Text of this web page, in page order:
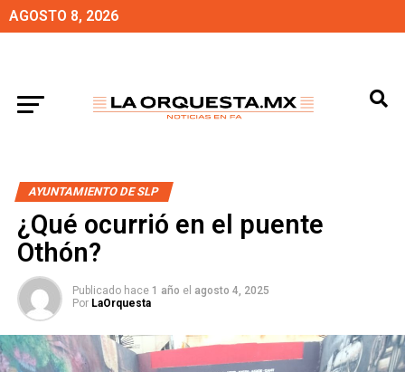
AGOSTO 8, 2026
AYUNTAMIENTO DE SLP
¿Qué ocurrió en el puente
Othón?
Publicado hace 1 año el agosto 4, 2025
Por LaOrquesta